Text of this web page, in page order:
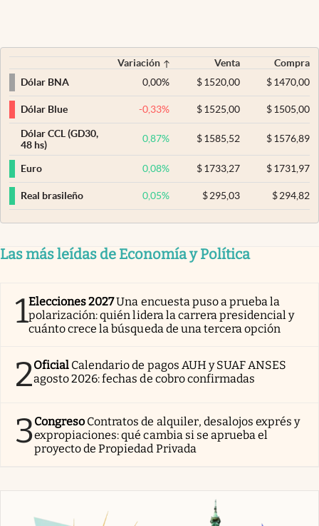
Variación Venta
Compra
Dólar BNA
0,00% $ 1520,00 $1470,00
Dólar Blue -0,33% $ 1525,00 $1505,00
Dólar CCL (GD30,
48 hs)
0,87% $ 1585,52 $1576,89
Euro 0,08% $ 1733,27 $1731,97
Real brasileño 0,05% $ 295,03 $294,82
Las más leídas de Economía y Política
1Elecciones 2027Una encuesta puso a prueba la
polarización: quién lidera la carrera presidencial y
cuánto crece la búsqueda de una tercera opción
2Oficial Calendario de pagos AUH y SUAF ANSES
agosto 2026: fechas de cobro confirmadas
3Congreso Contratos de alquiler, desalojos exprés y
expropiaciones: qué cambia si se aprueba el
proyecto de Propiedad Privada